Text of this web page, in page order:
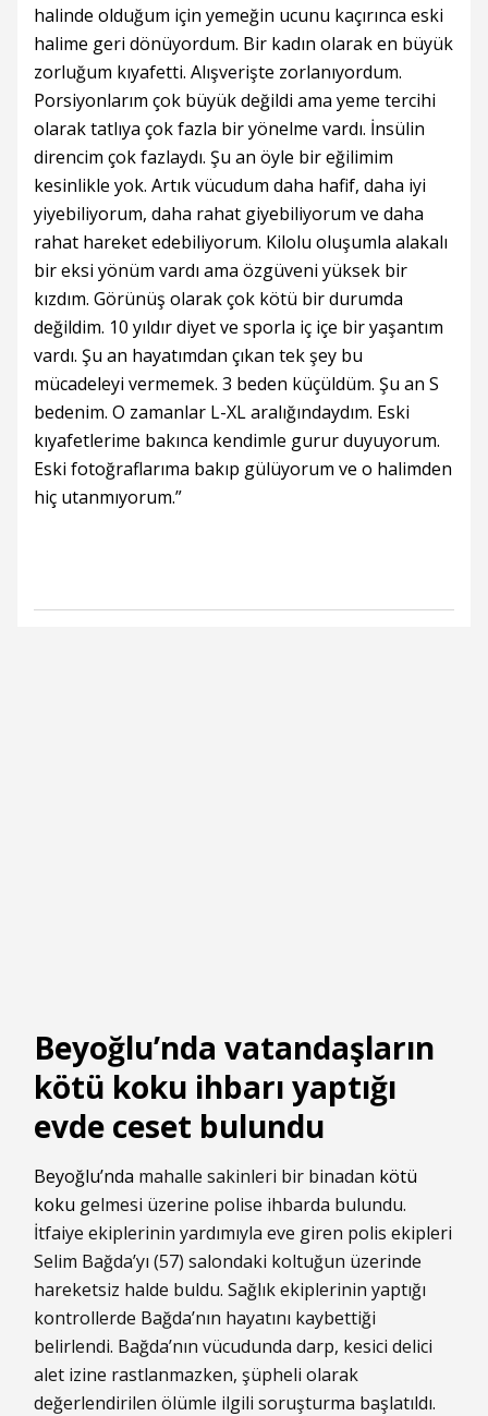
halinde olduğum için yemeğin ucunu kaçırınca eski
halime geri dönüyordum. Bir kadın olarak en büyük
zorluğum kıyafetti. Alışverişte zorlanıyordum.
Porsiyonlarım çok büyük değildi ama yeme tercihi
olarak tatlıya çok fazla bir yönelme vardı. İnsülin
direncim çok fazlaydı. Şu an öyle bir eğilimim
kesinlikle yok. Artık vücudum daha hafif, daha iyi
yiyebiliyorum, daha rahat giyebiliyorum ve daha
rahat hareket edebiliyorum. Kilolu oluşumla alakalı
bir eksi yönüm vardı ama özgüveni yüksek bir
kızdım. Görünüş olarak çok kötü bir durumda
değildim. 10 yıldır diyet ve sporla iç içe bir yaşantım
vardı. Şu an hayatımdan çıkan tek şey bu
mücadeleyi vermemek. 3 beden küçüldüm. Şu an S
bedenim. O zamanlar L-XL aralığındaydım. Eski
kıyafetlerime bakınca kendimle gurur duyuyorum.
Eski fotoğraflarıma bakıp gülüyorum ve o halimden
hiç utanmıyorum.”
Beyoğlu’nda vatandaşların
kötü koku ihbarı yaptığı
evde ceset bulundu
Beyoğlu’nda mahalle sakinleri bir binadan kötü
koku gelmesi üzerine polise ihbarda bulundu.
İtfaiye ekiplerinin yardımıyla eve giren polis ekipleri
Selim Bağda’yı (57) salondaki koltuğun üzerinde
hareketsiz halde buldu. Sağlık ekiplerinin yaptığı
kontrollerde Bağda’nın hayatını kaybettiği
belirlendi. Bağda’nın vücudunda darp, kesici delici
alet izine rastlanmazken, şüpheli olarak
değerlendirilen ölümle ilgili soruşturma başlatıldı.